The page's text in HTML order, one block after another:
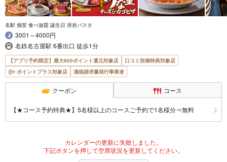
名駅 個室 食べ放題 誕生日 溶岩パスタ
3001～4000円
名鉄名古屋駅 6番出口 徒歩1分
【アプリ予約限定】最大800ポイント還元対象店
口コミ投稿特典対象店
ポイントプラス対象店
適格請求書発行事業者
クーポン コース
【★コース予約特典★】5名様以上のコースご予約で1名様分⇒無料
カレンダーの更新に失敗しました。
下記ボタンを押して空席状況を更新してください。